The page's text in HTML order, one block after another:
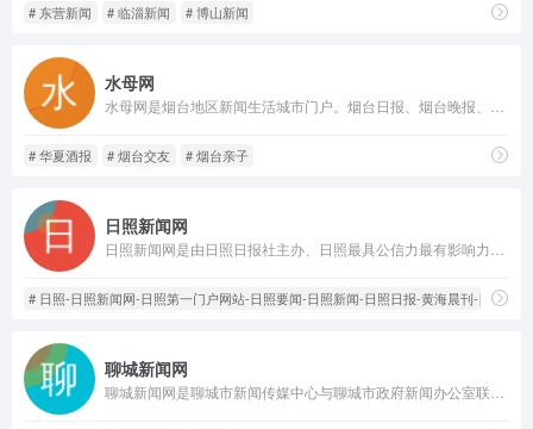
# 东营新闻 # 临淄新闻 # 博山新闻
水母网
# 华夏酒报 # 烟台交友 # 烟台亲子
日照新闻网
# 日照-日照新闻网-日照第一门户网站-日照要闻-日照新闻-日照日报-黄海晨刊-日照论
聊城新闻网